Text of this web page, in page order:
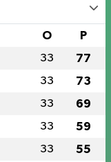
O P
33 77
33 73
33 69
33 59
33 55